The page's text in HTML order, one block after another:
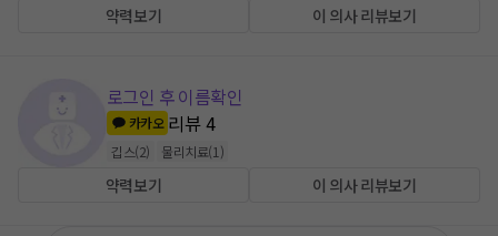
약력보기 이 의사 리뷰보기
로그인 후 이름확인
카카오 리뷰4
깁스(2) 물리치료(1 )
약력보기 이 의사 리뷰보기